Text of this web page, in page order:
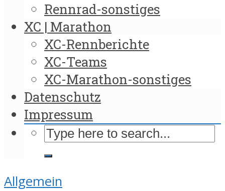
Rennrad-sonstiges
XC | Marathon
XC-Rennberichte
XC-Teams
XC-Marathon-sonstiges
Datenschutz
Impressum
Allgemein